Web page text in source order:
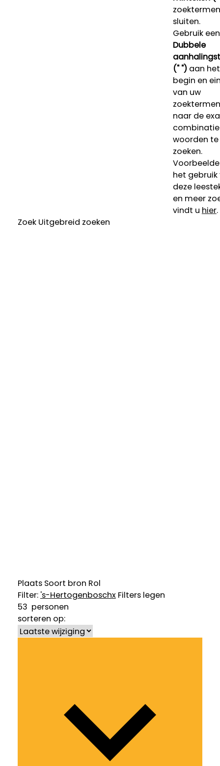
sluiten.
Gebruik een
Dubbele
(" ")aan het
begin en
van uw
naar de
woorden te
zoeken.
het gebruik
deze
en meer
vindt u hier.
Zoek Uitgebreid zoeken
Plaats Soort bron Rol
Filter: 's-Hertogenboschx Filters legen
53 personen
sorteren op: